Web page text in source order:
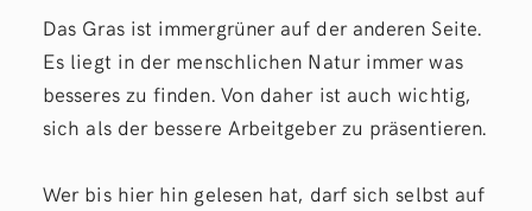
Das Gras ist immergrüner auf der anderen Seite.
Es liegt in der menschlichen Natur immer was
besseres zu finden. Von daher ist auch wichtig,
sich als der bessere Arbeitgeber zu präsentieren.
Wer bis hier hin gelesen hat, darf sich selbst auf